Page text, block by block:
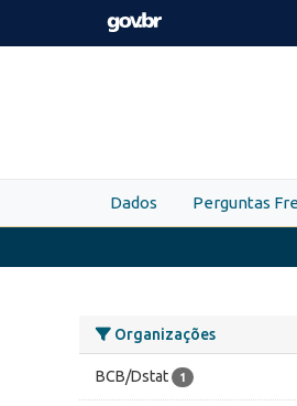
Skip to main content
Dados Perguntas
Organizações
BCB/Dstat 1